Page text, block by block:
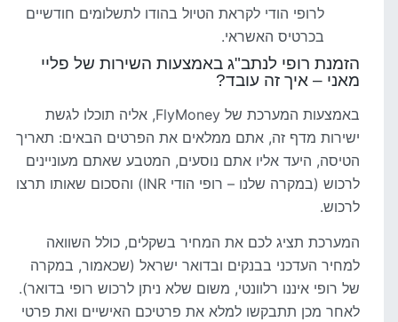
לרופי הודי לקראת הטיול בהודו לתשלומים חודשיים
בכרטיס האשראי.
הזמנת רופי לנתב"ג באמצעות השירות של פליי
מאני – איך זה עובד?
באמצעות המערכת של FlyMoney, אליה תוכלו לגשת
ישירות מדף זה, אתם ממלאים את הפרטים הבאים: תאריך
הטיסה, היעד אליו אתם נוסעים, המטבע שאתם מעוניינים
לרכוש (במקרה שלנו – רופי הודי INR) והסכום שאותו תרצו
לרכוש.
המערכת תציג לכם את המחיר בשקלים, כולל השוואה
למחיר העדכני בבנקים ובדואר ישראל (שכאמור, במקרה
של רופי איננו רלוונטי, משום שלא ניתן לרכוש רופי בדואר).
לאחר מכן תתבקשו למלא את פרטיכם האישיים ואת פרטי